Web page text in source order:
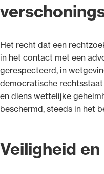
Het recht dat een
in het contact met een
gerespecteerd, in
democratische
en diens wettelijke
beschermd, steeds in het
Veiligheid